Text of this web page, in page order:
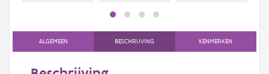
AanmeldenALGEMEEN BESCHRIJVING KENMERKEN